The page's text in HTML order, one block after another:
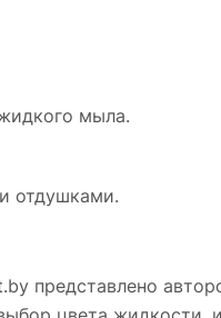
мыла.
отдушками.
представлено